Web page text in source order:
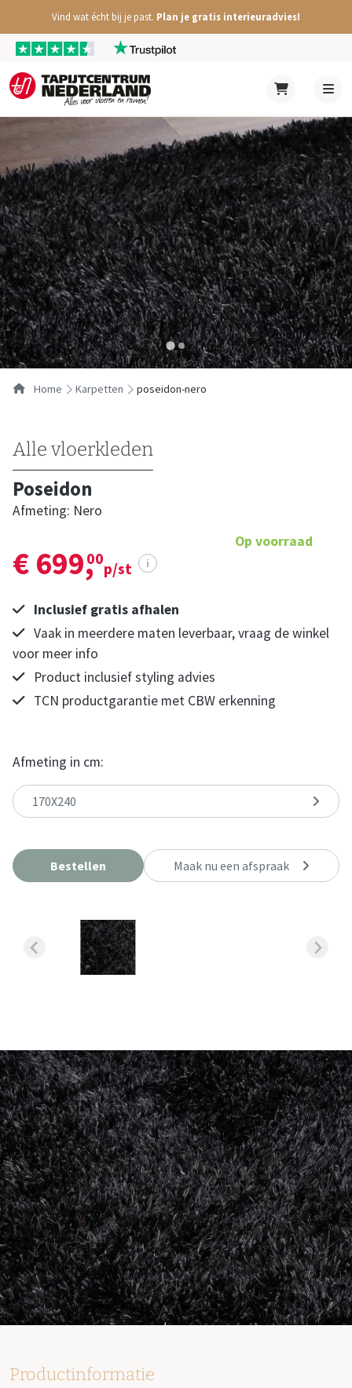
Vind wat écht bij je past. Plan je gratis interieuradvies!
Home karpetten poseidon-nero
Alle vloerkleden
Poseidon
Afmeting: Nero
€ 699,
00
p/st i
Op voorraad
Inclusief gratis afhalen
Vaak in meerdere maten leverbaar, vraag de winkel
voor meer info
Product inclusief styling advies
TCN productgarantie met CBW erkenning
Afmeting in cm:
170X240
Bestellen Maak nu een afspraak
Productinformatie